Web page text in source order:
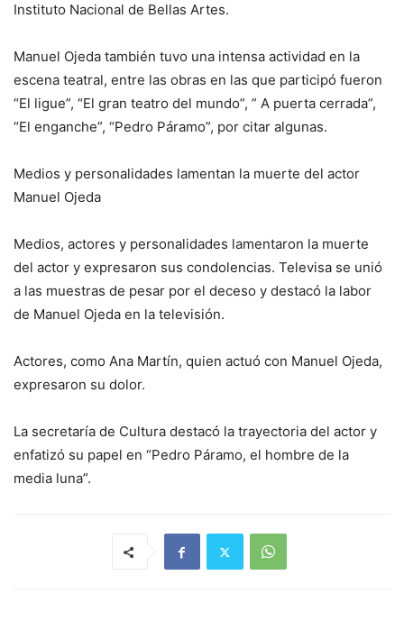
Instituto Nacional de Bellas Artes.
Manuel Ojeda también tuvo una intensa actividad en la
escena teatral, entre las obras en las que participó fueron
“El ligue”, “El gran teatro del mundo”, ” A puerta cerrada”,
“El enganche”, “Pedro Páramo”, por citar algunas.
Medios y personalidades lamentan la muerte del actor
Manuel Ojeda
Medios, actores y personalidades lamentaron la muerte
del actor y expresaron sus condolencias. Televisa se unió
a las muestras de pesar por el deceso y destacó la labor
de Manuel Ojeda en la televisión.
Actores, como Ana Martín, quien actuó con Manuel Ojeda,
expresaron su dolor.
La secretaría de Cultura destacó la trayectoria del actor y
enfatizó su papel en “Pedro Páramo, el hombre de la
media luna”.